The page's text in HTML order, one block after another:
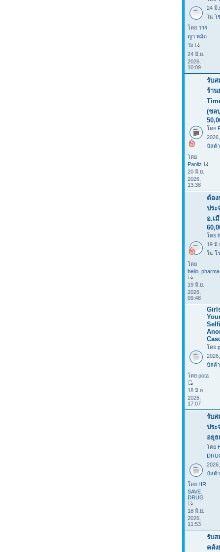
24 มิ.
ใน โ
โดย วาร
ญา หมัด
วัง
24 มิ.ย.
2026,
10:09
รับส
ร้าน
(ชล
โดย
บัสต้า
โดย
Paniiz
20 มิ.ย.
2026,
13:38
ต้อง
ประ
อ.เ
โดย
19 มิ.
ใน โ
โดย
hello_pharma
19 มิ.ย.
2026,
09:48
โดย
บัสต้า
โดย pota
18 มิ.ย.
2026,
17:07
รับส
ประ
อยุ
โดย
บัสต้า
โดย HR
SAVE
DRUG
18 มิ.ย.
2026,
11:53
รับส
คลัง